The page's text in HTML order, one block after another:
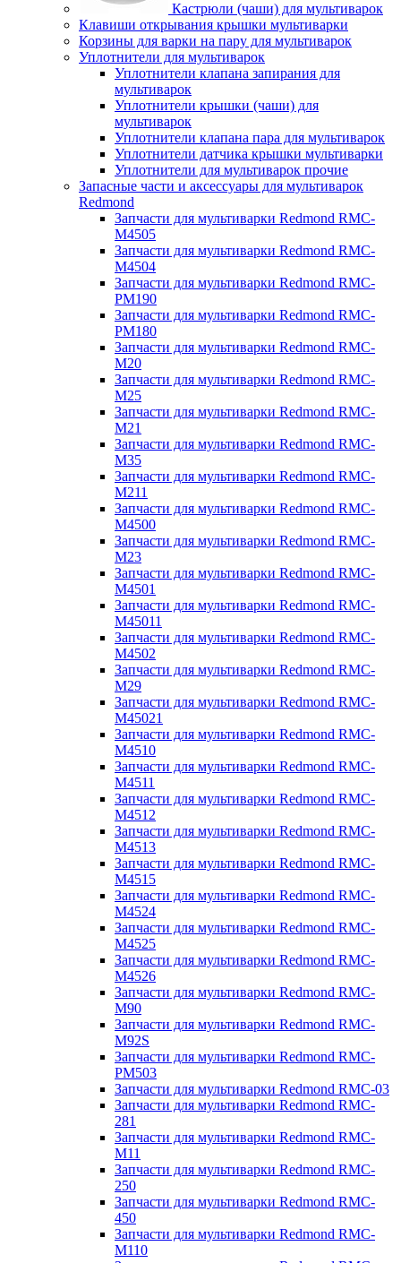
Кастрюли (чаши) для мультиварок
Клавиши открывания крышки мультиварки
Корзины для варки на пару для мультиварок
Уплотнители для мультиварок
Уплотнители клапана запирания для
мультиварок
Уплотнители крышки (чаши) для
мультиварок
Уплотнители клапана пара для мультиварок
Уплотнители датчика крышки мультиварки
Уплотнители для мультиварок прочие
Запасные части и аксессуары для мультиварок
Redmond
Запчасти для мультиварки Redmond RMC-
M4505
Запчасти для мультиварки Redmond RMC-
M4504
Запчасти для мультиварки Redmond RMC-
PM190
Запчасти для мультиварки Redmond RMC-
PM180
Запчасти для мультиварки Redmond RMC-
M20
Запчасти для мультиварки Redmond RMC-
M25
Запчасти для мультиварки Redmond RMC-
M21
Запчасти для мультиварки Redmond RMC-
M35
Запчасти для мультиварки Redmond RMC-
M211
Запчасти для мультиварки Redmond RMC-
M4500
Запчасти для мультиварки Redmond RMC-
M23
Запчасти для мультиварки Redmond RMC-
M4501
Запчасти для мультиварки Redmond RMC-
M45011
Запчасти для мультиварки Redmond RMC-
M4502
Запчасти для мультиварки Redmond RMC-
M29
Запчасти для мультиварки Redmond RMC-
M45021
Запчасти для мультиварки Redmond RMC-
M4510
Запчасти для мультиварки Redmond RMC-
M4511
Запчасти для мультиварки Redmond RMC-
M4512
Запчасти для мультиварки Redmond RMC-
M4513
Запчасти для мультиварки Redmond RMC-
M4515
Запчасти для мультиварки Redmond RMC-
M4524
Запчасти для мультиварки Redmond RMC-
M4525
Запчасти для мультиварки Redmond RMC-
M4526
Запчасти для мультиварки Redmond RMC-
M90
Запчасти для мультиварки Redmond RMC-
M92S
Запчасти для мультиварки Redmond RMC-
PM503
Запчасти для мультиварки Redmond RMC-03
Запчасти для мультиварки Redmond RMC-
281
Запчасти для мультиварки Redmond RMC-
M11
Запчасти для мультиварки Redmond RMC-
250
Запчасти для мультиварки Redmond RMC-
450
Запчасти для мультиварки Redmond RMC-
M110